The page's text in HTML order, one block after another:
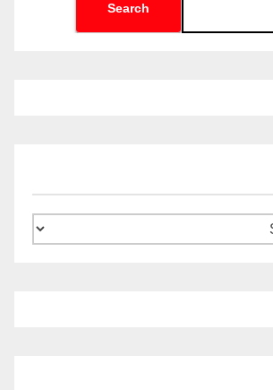
Search